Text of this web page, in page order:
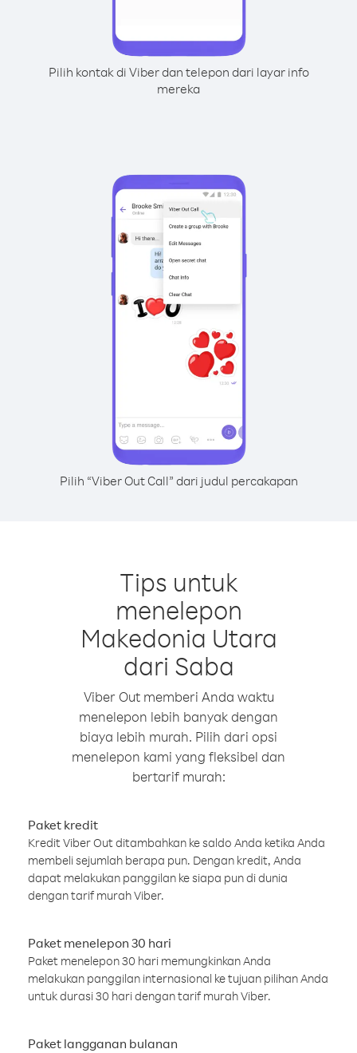
Pilih kontak di Viber dan telepon dari layar info
mereka
Pilih “Viber Out Call” dari judul percakapan
Tips untuk
menelepon
Makedonia Utara
dari Saba
Viber Out memberi Anda waktu
menelepon lebih banyak dengan
biaya lebih murah. Pilih dari opsi
menelepon kami yang fleksibel dan
bertarif murah:
Paket kredit
Kredit Viber Out ditambahkan ke saldo Anda ketika Anda
membeli sejumlah berapa pun. Dengan kredit, Anda
dapat melakukan panggilan ke siapa pun di dunia
dengan tarif murah Viber.
Paket menelepon 30 hari
Paket menelepon 30 hari memungkinkan Anda
melakukan panggilan internasional ke tujuan pilihan Anda
untuk durasi 30 hari dengan tarif murah Viber.
Paket langganan bulanan